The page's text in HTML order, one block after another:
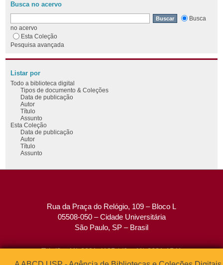
Busca no acervo
Busca
no acervo
Esta Coleção
Pesquisa avançada
Listar por
Todo a biblioteca digital
Tipos de documento & Coleções
Data de publicação
Autor
Título
Assunto
Esta Coleção
Data de publicação
Autor
Título
Assunto
Rua da Praça do Relógio, 109 – Bloco L
05508-050 – Cidade Universitária
São Paulo, SP – Brasil
Tel: (0xx11) 3091-4195 / (0xx11) 3091-1541
Fax: (0xx11) 3091-1567